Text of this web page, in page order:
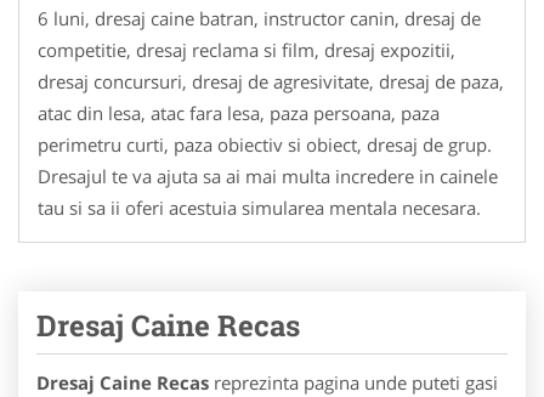
6 luni, dresaj caine batran, instructor canin, dresaj de
competitie, dresaj reclama si film, dresaj expozitii,
dresaj concursuri, dresaj de agresivitate, dresaj de paza,
atac din lesa, atac fara lesa, paza persoana, paza
perimetru curti, paza obiectiv si obiect, dresaj de grup.
Dresajul te va ajuta sa ai mai multa incredere in cainele
tau si sa ii oferi acestuia simularea mentala necesara.
Dresaj Caine Recas
Dresaj Caine Recas reprezinta pagina unde puteti gasi